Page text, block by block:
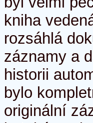
kniha
rozsáhlá
záznamy a
historii
bylo
originální